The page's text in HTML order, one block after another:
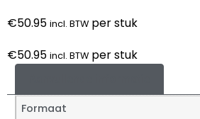
€50.95 incl. BTW per stuk
€50.95 incl. BTW per stuk
Formaat